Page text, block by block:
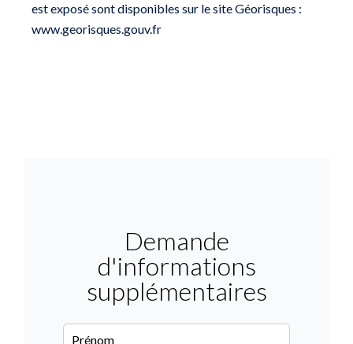
est exposé sont disponibles sur le site Géorisques :
www.georisques.gouv.fr
Demande
d'informations
supplémentaires